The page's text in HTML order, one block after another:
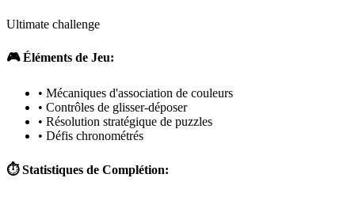
Ultimate challenge
🎮 Éléments de Jeu:
• Mécaniques d'association de couleurs
• Contrôles de glisser-déposer
• Résolution stratégique de puzzles
• Défis chronométrés
⏱️ Statistiques de Complétion: